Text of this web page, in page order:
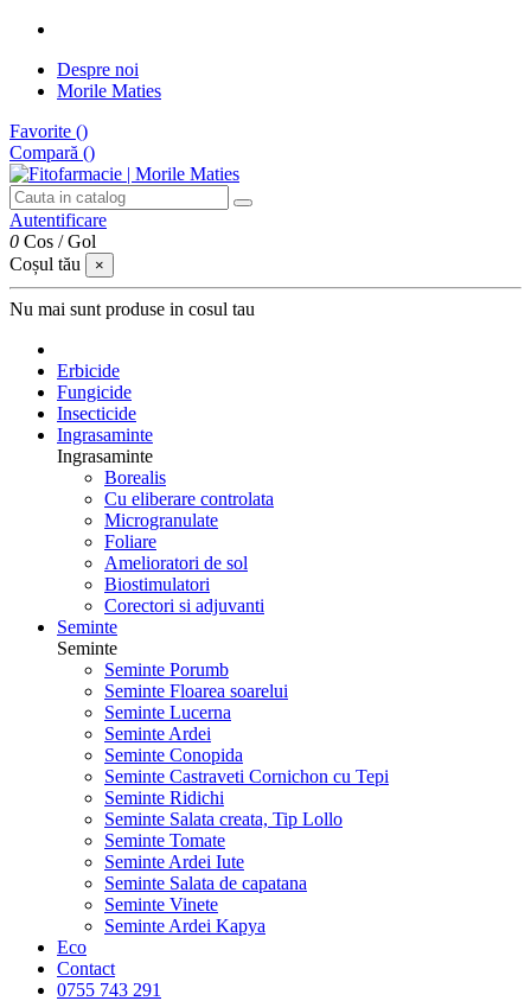
Despre noi
Morile Maties
Favorite ()
Compară ()
Autentificare
0 Cos /Gol
Coșul tău
×
Nu mai sunt produse in cosul tau
Erbicide
Fungicide
Insecticide
Ingrasaminte
Ingrasaminte
Borealis
Cu eliberare controlata
Microgranulate
Foliare
Amelioratori de sol
Biostimulatori
Corectori si adjuvanti
Seminte
Seminte
Seminte Porumb
Seminte Floarea soarelui
Seminte Lucerna
Seminte Ardei
Seminte Conopida
Seminte Castraveti Cornichon cu Tepi
Seminte Ridichi
Seminte Salata creata, Tip Lollo
Seminte Tomate
Seminte Ardei Iute
Seminte Salata de capatana
Seminte Vinete
Seminte Ardei Kapya
Eco
Contact
0755 743 291